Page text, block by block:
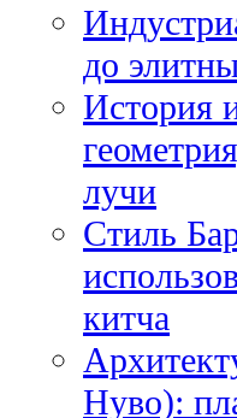
до
История
лучи
Стиль
китча
Нуво):